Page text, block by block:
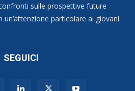
sulle prospettive future
un’attenzione particolare ai giovani.
SEGUICI